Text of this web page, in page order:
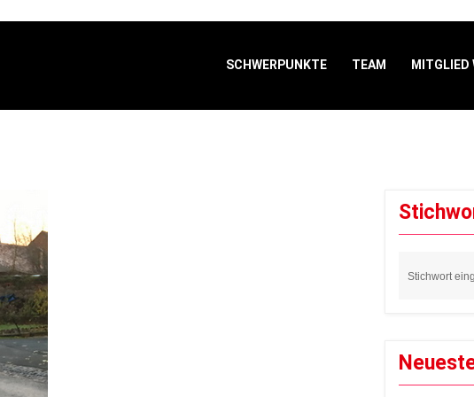
SCHWERPUNKTE TEAM MITGLIED
Tagesfahrt Zum Landtag Und Weihnachtsmarkt In Wiesbaden